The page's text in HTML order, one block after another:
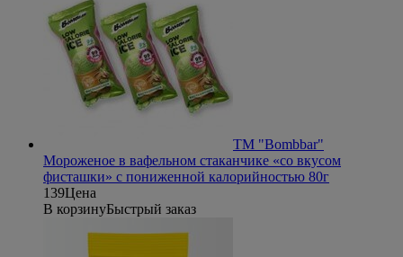
ТМ "Bombbar"
Мороженое в вафельном стаканчике «со вкусом
фисташки» с пониженной калорийностью 80г
139Цена
В корзинуБыстрый заказ